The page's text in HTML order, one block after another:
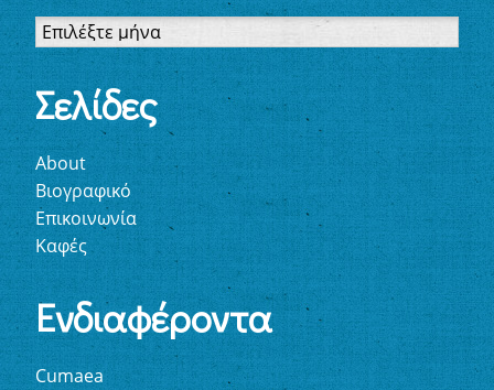
Σελίδες
About
Βιογραφικό
Επικοινωνία
Καφές
Ενδιαφέροντα
Cumaea